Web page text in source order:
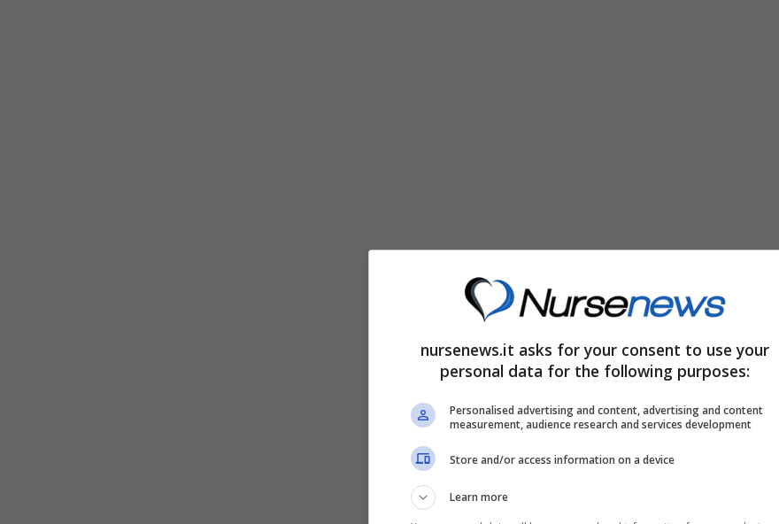
nursenews.it asks for your consent to use your
personal data for the following purposes:
Personalised advertising and content, advertising and content
measurement, audience research and services development
Store and/or access information on a device
Learn more